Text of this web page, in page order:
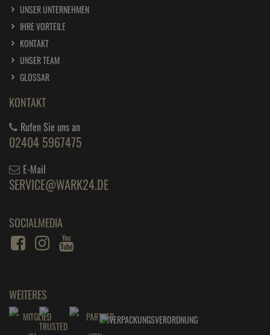
UNSER UNTERNEHMEN
IHRE VORTEILE
KONTAKT
UNSER TEAM
GLOSSAR
KONTAKT
Rufen Sie uns an
02404 5967475
E-Mail
SERVICE@WARK24.DE
SOCIALMEDIA
WEITERES